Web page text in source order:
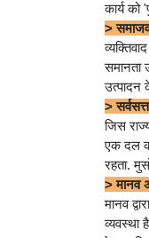
कार्य को
>
समानता
उत्पादन
>
जिस
एक दल
रहता.
> मानव
मानव
व्यवस्था